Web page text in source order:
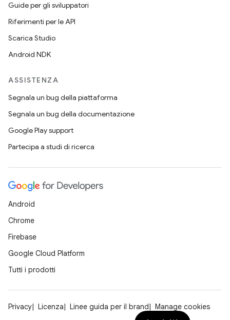
Guide per gli sviluppatori
Riferimenti per le API
Scarica Studio
Android NDK
ASSISTENZA
Segnala un bug della piattaforma
Segnala un bug della documentazione
Google Play support
Partecipa a studi di ricerca
Android
Chrome
Firebase
Google Cloud Platform
Tutti i prodotti
Privacy Licenza Linee guida per il brand
Manage cookies